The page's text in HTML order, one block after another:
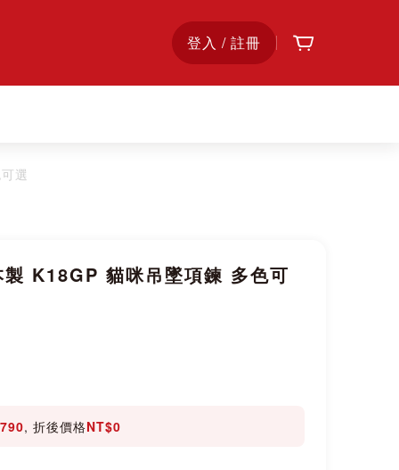
登入 / 註冊
選
K18GP 貓咪吊墜項鍊 多色可
790, 折後價格NT$0